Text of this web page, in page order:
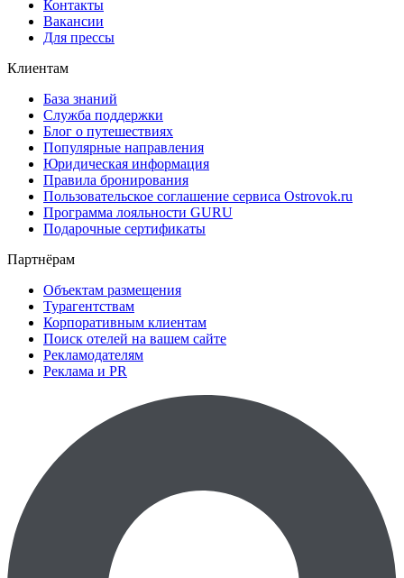
Контакты
Вакансии
Для прессы
Клиентам
База знаний
Служба поддержки
Блог о путешествиях
Популярные направления
Юридическая информация
Правила бронирования
Пользовательское соглашение сервиса Ostrovok.ru
Программа лояльности GURU
Подарочные сертификаты
Партнёрам
Объектам размещения
Турагентствам
Корпоративным клиентам
Поиск отелей на вашем сайте
Рекламодателям
Реклама и PR